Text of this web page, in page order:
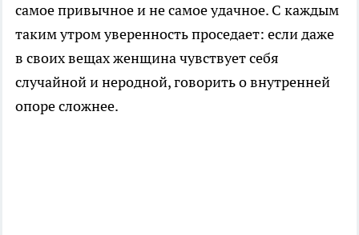
самое привычное и не самое удачное. С каждым
таким утром уверенность проседает: если даже
в своих вещах женщина чувствует себя
случайной и неродной, говорить о внутренней
опоре сложнее.